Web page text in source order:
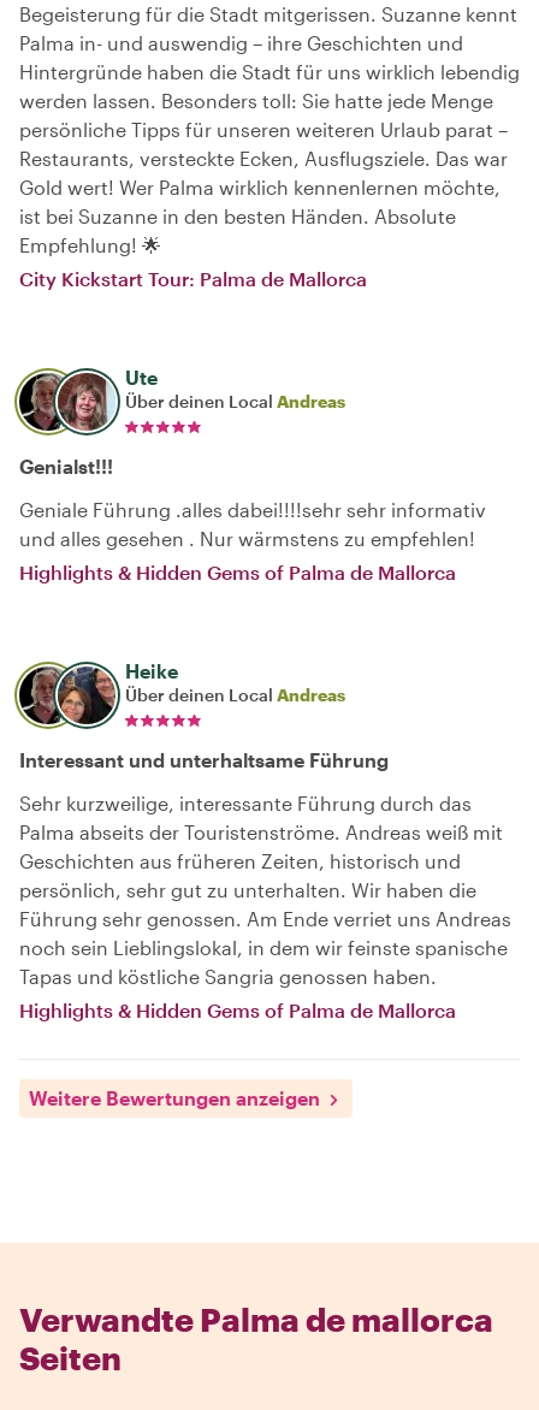
Begeisterung für die Stadt mitgerissen. Suzanne kennt
Palma in- und auswendig – ihre Geschichten und
Hintergründe haben die Stadt für uns wirklich lebendig
werden lassen. Besonders toll: Sie hatte jede Menge
persönliche Tipps für unseren weiteren Urlaub parat –
Restaurants, versteckte Ecken, Ausflugsziele. Das war
Gold wert! Wer Palma wirklich kennenlernen möchte,
ist bei Suzanne in den besten Händen. Absolute
Empfehlung! 🌟
City Kickstart Tour: Palma de Mallorca
Ute
Über deinen Local Andreas
Genialst!!!
Geniale Führung .alles dabei!!!!sehr sehr informativ
und alles gesehen . Nur wärmstens zu empfehlen!
Highlights & Hidden Gems of Palma de Mallorca
Heike
Über deinen Local Andreas
Interessant und unterhaltsame Führung
Sehr kurzweilige, interessante Führung durch das
Palma abseits der Touristenströme. Andreas weiß mit
Geschichten aus früheren Zeiten, historisch und
persönlich, sehr gut zu unterhalten. Wir haben die
Führung sehr genossen. Am Ende verriet uns Andreas
noch sein Lieblingslokal, in dem wir feinste spanische
Tapas und köstliche Sangria genossen haben.
Highlights & Hidden Gems of Palma de Mallorca
Weitere Bewertungen anzeigen
Verwandte Palma de mallorca
Seiten